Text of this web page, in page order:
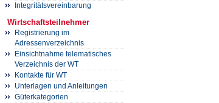
Integritätsvereinbarung
Wirtschaftsteilnehmer
Registrierung im
Adressenverzeichnis
Einsichtnahme telematisches
Verzeichnis der WT
Kontakte für WT
Unterlagen und Anleitungen
Güterkategorien